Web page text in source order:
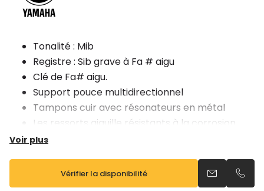
Tonalité : Mib
Registre : Sib grave à Fa # aigu
Clé de Fa# aigu.
Support pouce multidirectionnel
Tampons cuir avec résonateurs en métal
Les ressorts aiguille résistants à la corrosion
Bocal V1
Voir plus
Vérifier la disponibilité Envoyer un